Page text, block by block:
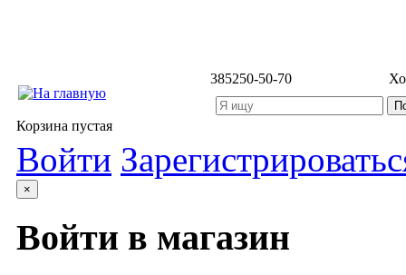
385250-50-70
Корзина пустая
Войти
×
Войти в магазин